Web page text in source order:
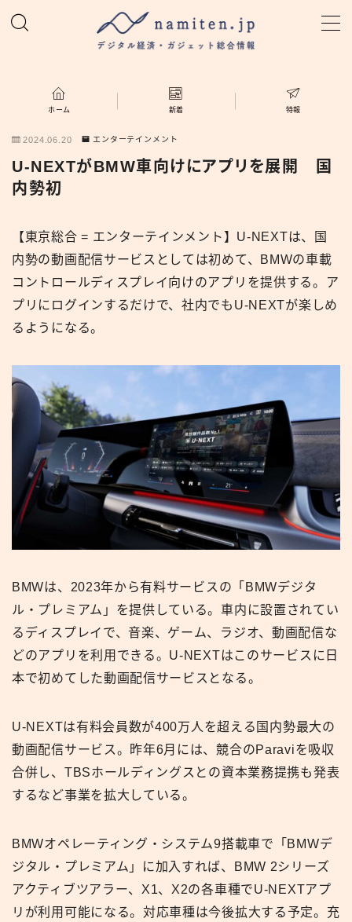
ホーム
新着
namiten.jp
ホーム 新着 特報
2024.06.20 エンターテインメント
U-NEXTがBMW車向けにアプリを展開 国
内勢初
【東京総合 = エンターテインメント】U-NEXTは、国
内勢の動画配信サービスとしては初めて、BMWの車載
コントロールディスプレイ向けのアプリを提供する。ア
プリにログインするだけで、社内でもU-NEXTが楽しめ
るようになる。
BMWは、2023年から有料サービスの「BMWデジタ
ル・プレミアム」を提供している。車内に設置されてい
るディスプレイで、音楽、ゲーム、ラジオ、動画配信な
どのアプリを利用できる。U-NEXTはこのサービスに日
本で初めてした動画配信サービスとなる。
U-NEXTは有料会員数が400万人を超える国内勢最大の
動画配信サービス。昨年6月には、競合のParaviを吸収
合併し、TBSホールディングスとの資本業務提携も発表
するなど事業を拡大している。
BMWオペレーティング・システム9搭載車で「BMWデ
ジタル・プレミアム」に加入すれば、BMW 2シリーズ
アクティブツアラー、X1、X2の各車種でU-NEXTアプ
リが利用可能になる。対応車種は今後拡大する予定。充